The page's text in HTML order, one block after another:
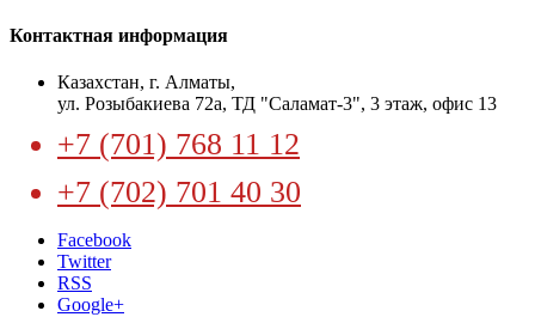
Контактная информация
​Казахстан, г. Алматы,
ул. Розыбакиева 72а, ТД "Саламат-3", 3 этаж, офис 13
+7 (701) 768 11 12
+7 (702) 701 40 30
Facebook
Twitter
RSS
Google+